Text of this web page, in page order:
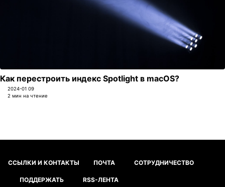
Как перестроить индекс Spotlight в macOS?
2024-01 09
2 мин на чтение
ССЫЛКИ И КОНТАКТЫ ПОЧТА СОТРУДНИЧЕСТВО
ПОДДЕРЖАТЬ RSS-ЛЕНТА